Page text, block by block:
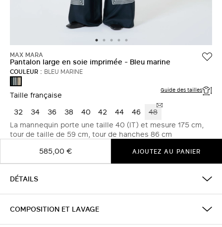
MAX MARA
Pantalon large en soie imprimée - Bleu marine
COULEUR : BLEU MARINE
BLEU
MARINE
Taille française Guide des tailles
32 34 36 38 40 42 44 46
48
La mannequin porte une taille 40 (IT) et mesure 175 cm,
tour de taille de 59 cm, tour de hanches 86 cm
585,00 €
AJOUTEZ AU PANIER
DÉTAILS
COMPOSITION ET LAVAGE